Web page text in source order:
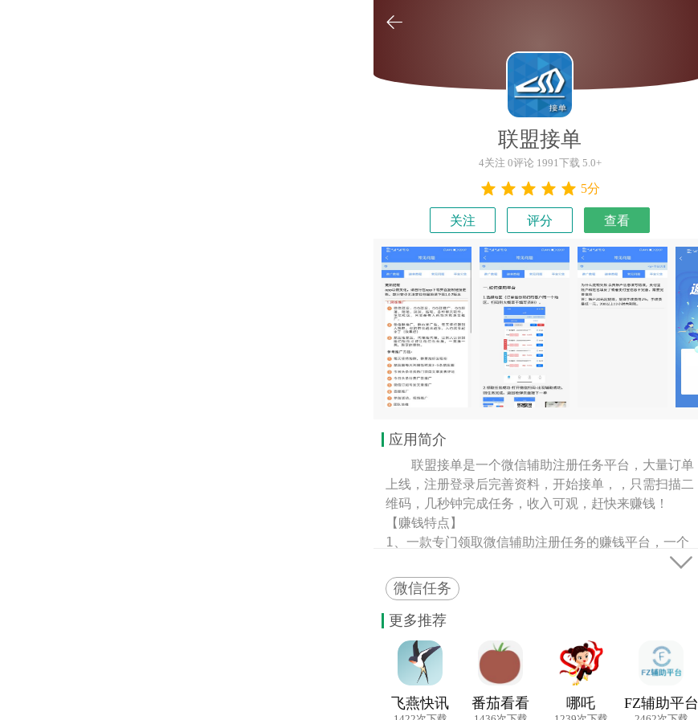

联盟接单
4关注 0评论 1991下载 5.0+
5分
关注 评分 查看
应用简介
联盟接单是一个微信辅助注册任务平台，大量订单
上线，注册登录后完善资料，开始接单，，只需扫描二
维码，几秒钟完成任务，收入可观，赶快来赚钱！
【赚钱特点】
1、一款专门领取微信辅助注册任务的赚钱平台，一个
2、平台每天大量订单在线，分为高价任务和一扫而过
任务，使用微信扫码并完成辅助即刻获得佣金；
3、单价8-10元/单，平台特设专属固定码，不管是地
推还是悬赏平台发单都可以赚取差价，每天可做！
4、邀请好友可获得1%-5%下级做单提成，比例可以自
由设置，另外发展团队可实现躺赚收入！

微信任务
更多推荐
飞燕快讯 番茄看看 哪吒 FZ辅助平台